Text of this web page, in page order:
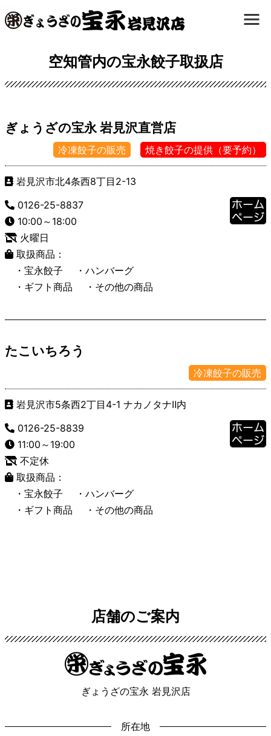
空知管内の宝永餃子取扱店
ぎょうざの宝永 岩見沢直営店
冷凍餃子の販売 焼き餃子の提供（要予約）
岩見沢市北4条西8丁目2-13
0126-25-8837
10:00～18:00
火曜日
取扱商品：
・宝永餃子
・ハンバーグ
・ギフト商品
・その他の商品
たこいちろう
冷凍餃子の販売
岩見沢市5条西2丁目4-1 ナカノタナⅡ内
0126-25-8839
11:00～19:00
不定休
取扱商品：
・宝永餃子
・ハンバーグ
・ギフト商品
・その他の商品
店舗のご案内
ぎょうざの宝永 岩見沢店
所在地